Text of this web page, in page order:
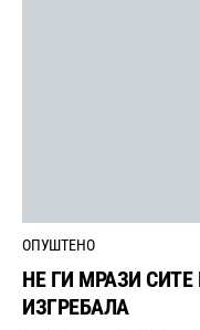
ОПУШТЕНО
НЕ ГИ МРАЗИ
ИЗГРЕБАЛА